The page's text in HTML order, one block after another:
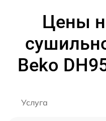
Цены
Beko
Услуга